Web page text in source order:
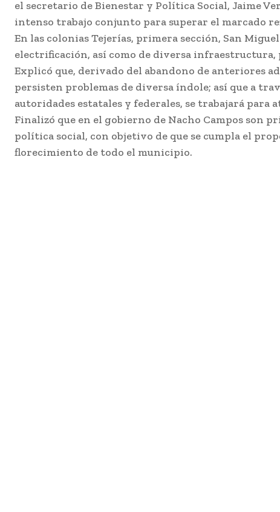
el secretario de Bienestar y Política Social, Jaime
intenso trabajo conjunto para superar el marcado
En las colonias Tejerías, primera sección, San
electrificación, así como de diversa infraestructura,
Explicó que, derivado del abandono de anteriores
persisten problemas de diversa índole; así que a
autoridades estatales y federales, se trabajará para
Finalizó que en el gobierno de Nacho Campos son
política social, con objetivo de que se cumpla el
florecimiento de todo el municipio.